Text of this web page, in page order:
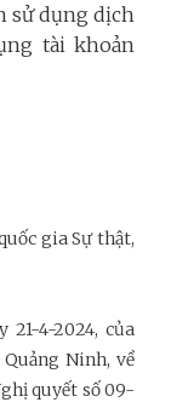
sử dụng dịch
tài khoản
gia Sự thật,
21-4-2024, của
Ninh, về
quyết số 09-